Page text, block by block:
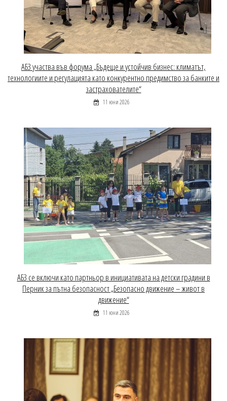
АБЗ участва във форума „Бъдеще и устойчив бизнес: климатът,
технологиите и регулацията като конкурентно предимство за банките и
застрахователите“
11 юни 2026
АБЗ се включи като партньор в инициативата на детски градини в
Перник за пътна безопасност „Безопасно движение – живот в
движение“
11 юни 2026